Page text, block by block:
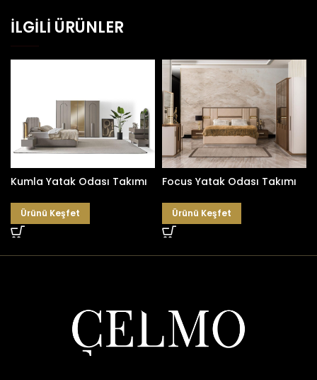
İLGILI ÜRÜNLER
Kumla Yatak Odası Takımı
Ürünü Keşfet
Focus Yatak Odası Takımı
Ürünü Keşfet